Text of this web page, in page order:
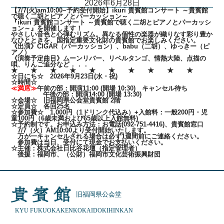
2026年6月28日
【7/7(火)am10:00~予約受付開始】ikuri 貴賓館コンサート ～貴賓館
で聴く二胡とピアノとパーカッション～
『ikuri 貴賓館コンサート ～貴賓館で聴く二胡とピアノとパーカッシ
ョン～』を開催します！
やさしい音色と心弾むリズム。異なる個性の楽器が織りなす彩り豊か
なひとときを、国指定重要文化財の貴賓館でお楽しみください。
《出演》CIGAR（パーカッション）、babu（二胡）、ゆっきー（ピ
アノ）
《演奏予定曲目》ムーンリバー、リベルタンゴ、情熱大陸、点描の
唄、りんご追分など．．．
★ ★ ★ ★ ★ ★ ★ ★ ★ ★
☆日にち☆ 2026年9月23日(水・祝)
☆時間☆
≪満席≫午前の部：開演11:00 (開場 10:30) キャンセル待ち
午後の部：開演14:00 (開場 13:30)
☆会場☆ 旧福岡県公会堂貴賓館 2階
☆定員☆ 各回25名
☆参加費☆ 1,000円（1ドリンク代込み）+入館料：一般200円・児
童100円（6歳未満および65歳以上入館無料)
☆予約制です。お申込み方法：お電話(092-751-4416)、貴賓館窓口
7/7（火）AM10:00より受付開始いたします。
万が一キャンセルされる場合は必ず1週間前にご連絡ください。
参加費は当日、受付にて現金でお支払いください。
☆主催：株式会社日比谷花壇（指定管理者）
後援：福岡市、（公財）福岡市文化芸術振興財団
旧福岡県公会堂
KYU FUKUOKAKENKOKAIDOKIHINKAN